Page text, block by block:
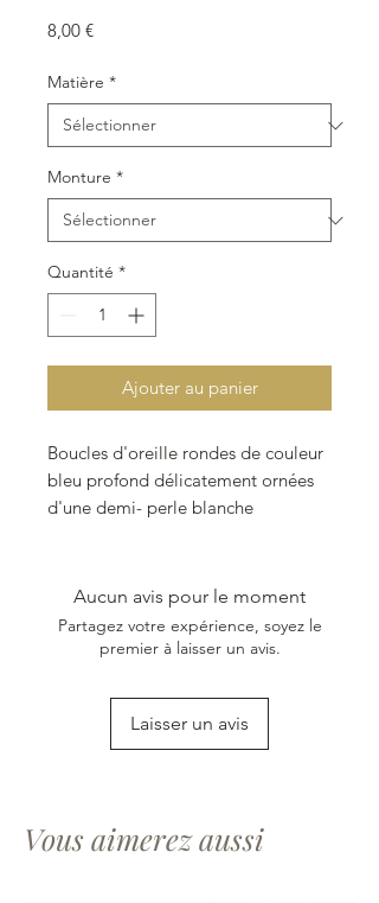
8,00 €Prix
Matière *
Monture *
Quantité *
Ajouter au panier
Boucles d'oreille rondes de couleur
bleu profond délicatement ornées
d'une demi- perle blanche
Modèle unique fabriqué
entièrement à la main en argile
blanche et verni pour protéger les
Avec son fermoir très facile à
utiliser, ses boucles d'oreilles
colorées ne vous quitteront plus.
Disponible en acier inoxydable 304
Aucun avis pour le moment
Partagez votre expérience, soyez le
premier à laisser un avis.
Laisser un avis
Vous aimerez aussi